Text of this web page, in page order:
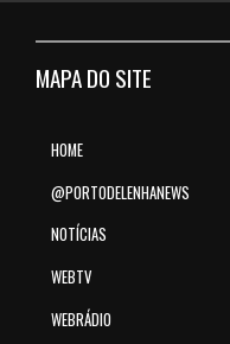
MAPA DO SITE
HOME
@PORTODELENHANEWS
NOTÍCIAS
WEBTV
WEBRÁDIO